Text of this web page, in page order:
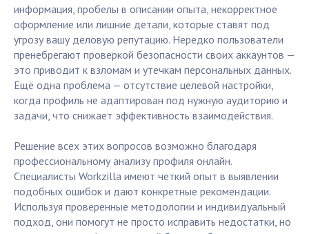
информация, пробелы в описании опыта, некорректное
оформление или лишние детали, которые ставят под
угрозу вашу деловую репутацию. Нередко пользователи
пренебрегают проверкой безопасности своих аккаунтов —
это приводит к взломам и утечкам персональных данных.
Ещё одна проблема — отсутствие целевой настройки,
когда профиль не адаптирован под нужную аудиторию и
задачи, что снижает эффективность взаимодействия.
Решение всех этих вопросов возможно благодаря
профессиональному анализу профиля онлайн.
Специалисты Workzilla имеют четкий опыт в выявлении
подобных ошибок и дают конкретные рекомендации.
Используя проверенные методологии и индивидуальный
подход, они помогут не просто исправить недостатки, но